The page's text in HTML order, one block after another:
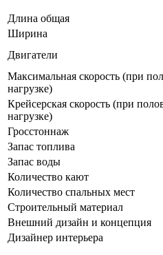
Длина общая
Ширина
Двигатели
Максимальная скорость (при
нагрузке)
Крейсерская скорость (при
нагрузке)
Гросстоннаж
Запас топлива
Запас воды
Количество кают
Количество спальных мест
Строительный материал
Внешний дизайн и концепция
Дизайнер интерьера